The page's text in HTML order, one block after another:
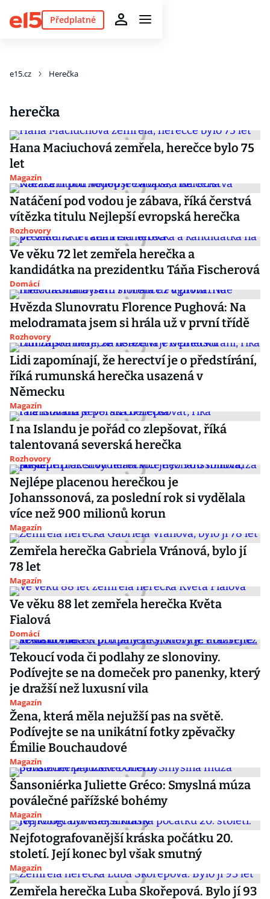
Předplatné
e15.cz Herečka
herečka
Hana Maciuchová zemřela, herečce bylo 75
let
Magazín
Natáčení pod vodou je zábava, říká čerstvá
vítězka titulu Nejlepší evropská herečka
Rozhovory
Ve věku 72 let zemřela herečka a
kandidátka na prezidentku Táňa Fischerová
Domácí
Hvězda Slunovratu Florence Pughová: Na
melodramata jsem si hrála už v první třídě
Rozhovory
Lidi zapomínají, že herectví je o předstírání,
říká rumunská herečka usazená v
Německu
Magazín
I na Islandu je pořád co zlepšovat, říká
talentovaná severská herečka
Rozhovory
Nejlépe placenou herečkou je
Johanssonová, za poslední rok si vydělala
více než 900 milionů korun
Magazín
Zemřela herečka Gabriela Vránová, bylo jí
78 let
Magazín
Ve věku 88 let zemřela herečka Květa
Fialová
Domácí
Tekoucí voda či podlahy ze slonoviny.
Podívejte se na domeček pro panenky, který
je dražší než luxusní vila
Magazín
Žena, která měla nejužší pas na světě.
Podívejte se na unikátní fotky zpěvačky
Émilie Bouchaudové
Magazín
Šansoniérka Juliette Gréco: Smyslná múza
poválečné pařížské bohémy
Magazín
Nejfotografovanější kráska počátku 20.
století. Její konec byl však smutný
Magazín
Zemřela herečka Luba Skořepová. Bylo jí 93